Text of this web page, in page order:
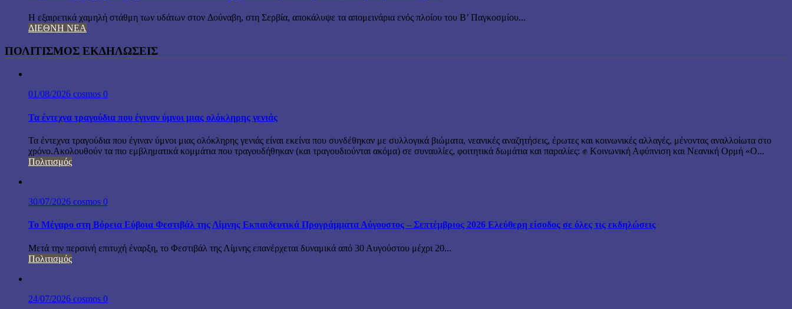
Η εξαιρετικά χαμηλή στάθμη των υδάτων στον Δούναβη, στη Σερβία, αποκάλυψε τα απομεινάρια ενός πλοίου του Β’ Παγκοσμίου...
ΔΙΕΘΝΗ ΝΕΑ
ΠΟΛΙΤΙΣΜΟΣ ΕΚΔΗΛΩΣΕΙΣ
01/08/2026 cosmos 0
Τα έντεχνα τραγούδια που έγιναν ύμνοι μιας ολόκληρης γενιάς
Τα έντεχνα τραγούδια που έγιναν ύμνοι μιας ολόκληρης γενιάς είναι εκείνα που συνδέθηκαν με συλλογικά βιώματα, νεανικές αναζητήσεις, έρωτες και κοινωνικές αλλαγές, μένοντας αναλλοίωτα στο
χρόνο.Ακολουθούν τα πιο εμβληματικά κομμάτια που τραγουδήθηκαν (και τραγουδιούνται ακόμα) σε συναυλίες, φοιτητικά δωμάτια και παραλίες: ✊ Κοινωνική Αφύπνιση και Νεανική Ορμή «Ο...
Πολιτισμός
30/07/2026 cosmos 0
Το Μέγαρο στη Βόρεια Εύβοια Φεστιβάλ της Λίμνης Εκπαιδευτικά Προγράμματα Αύγουστος – Σεπτέμβριος 2026 Ελεύθερη είσοδος σε όλες τις εκδηλώσεις
Μετά την περσινή επιτυχή έναρξη, το Φεστιβάλ της Λίμνης επανέρχεται δυναμικά από 30 Αυγούστου μέχρι 20...
Πολιτισμός
24/07/2026 cosmos 0